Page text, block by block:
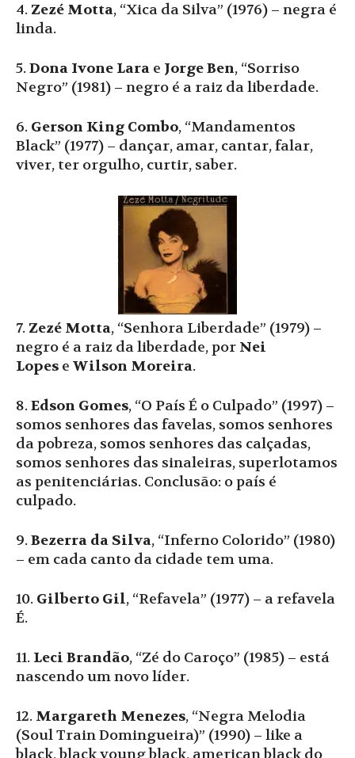
4. Zezé Motta, “Xica da Silva” (1976) – negra é
linda.
5.Dona Ivone Lara e Jorge Ben, “Sorriso
Negro” (1981) – negro é a raiz da liberdade.
6. Gerson King Combo, “Mandamentos
Black” (1977) – dançar, amar, cantar, falar,
viver, ter orgulho, curtir, saber.
7. Zezé Motta, “Senhora Liberdade” (1979) –
negro é a raiz da liberdade, por Nei
Lopes e Wilson Moreira.
8.Edson Gomes, “O País É o Culpado” (1997) –
somos senhores das favelas, somos senhores
da pobreza, somos senhores das calçadas,
somos senhores das sinaleiras, superlotamos
as penitenciárias. Conclusão: o país é
culpado.
9.Bezerra da Silva, “Inferno Colorido” (1980)
– em cada canto da cidade tem uma.
10. Gilberto Gil, “Refavela” (1977) – a refavela
É.
11. Leci Brandão, “Zé do Caroço” (1985) – está
nascendo um novo líder.
12. Margareth Menezes, “Negra Melodia
(Soul Train Domingueira)” (1990) – like a